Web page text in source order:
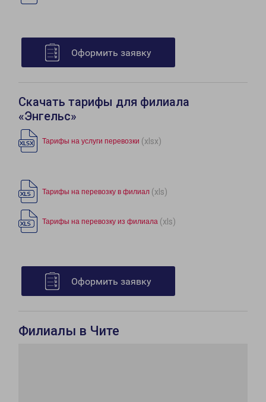
Оформить заявку
Скачать тарифы для филиала
«Энгельс»
Тарифы на услуги перевозки (xlsx)
Тарифы на перевозку в филиал (xls)
Тарифы на перевозку из филиала (xls)
Оформить заявку
Филиалы в Чите